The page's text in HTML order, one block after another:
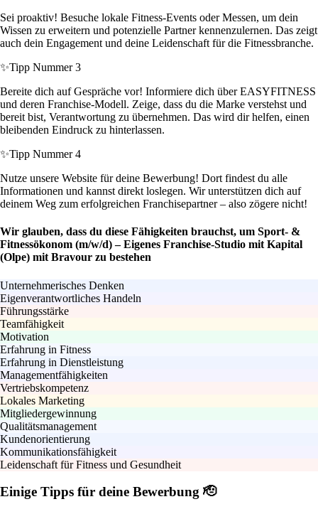
Sei proaktiv! Besuche lokale Fitness-Events oder Messen, um dein
Wissen zu erweitern und potenzielle Partner kennenzulernen. Das zeigt
auch dein Engagement und deine Leidenschaft für die Fitnessbranche.
✨Tipp Nummer 3
Bereite dich auf Gespräche vor! Informiere dich über EASYFITNESS
und deren Franchise-Modell. Zeige, dass du die Marke verstehst und
bereit bist, Verantwortung zu übernehmen. Das wird dir helfen, einen
bleibenden Eindruck zu hinterlassen.
✨Tipp Nummer 4
Nutze unsere Website für deine Bewerbung! Dort findest du alle
Informationen und kannst direkt loslegen. Wir unterstützen dich auf
deinem Weg zum erfolgreichen Franchisepartner – also zögere nicht!
Wir glauben, dass du diese Fähigkeiten brauchst, um Sport- &
Fitnessökonom (m/w/d) – Eigenes Franchise-Studio mit Kapital
(Olpe) mit Bravour zu bestehen
Unternehmerisches Denken
Eigenverantwortliches Handeln
Führungsstärke
Teamfähigkeit
Motivation
Erfahrung in Fitness
Erfahrung in Dienstleistung
Managementfähigkeiten
Vertriebskompetenz
Lokales Marketing
Mitgliedergewinnung
Qualitätsmanagement
Kundenorientierung
Kommunikationsfähigkeit
Leidenschaft für Fitness und Gesundheit
Einige Tipps für deine Bewerbung 🫡